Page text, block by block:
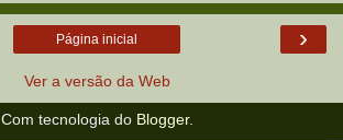
›
Página inicial
Ver a versão da Web
Com tecnologia do Blogger.